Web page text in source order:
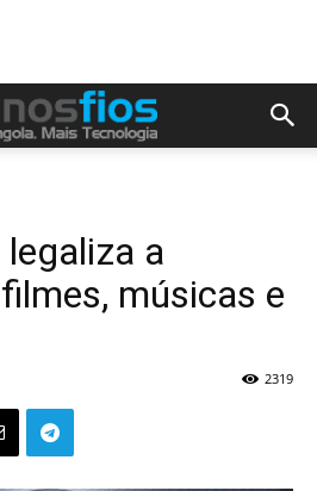
a
músicas e
2319